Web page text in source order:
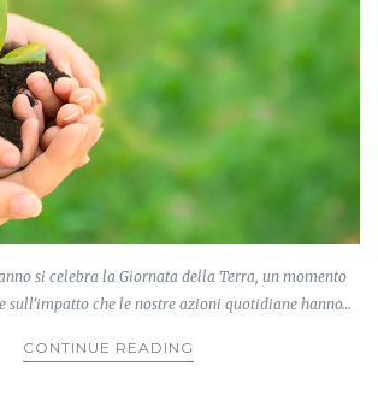
si celebra la Giornata della Terra, un momento
sull’impatto che le nostre azioni quotidiane hanno…
CONTINUE READING